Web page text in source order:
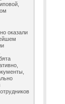
оказали